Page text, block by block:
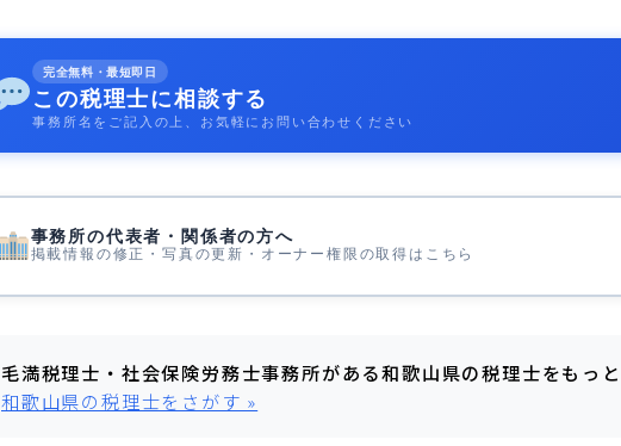
完全無料・最短即日
この税理士に相談する
事務所名をご記入の上、お気軽にお問い合わせください
事務所の代表者・関係者の方へ
掲載情報の修正・写真の更新・オーナー権限の取得はこちら
毛満税理士・社会保険労務士事務所がある和歌山県の税理士をもっ
和歌山県の税理士をさがす »